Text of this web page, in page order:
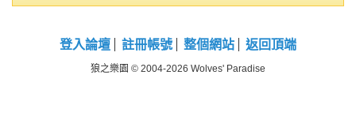
登入論壇 註冊帳號 整個網站 返回頂端
狼之樂園 © 2004-2026 Wolves' Paradise